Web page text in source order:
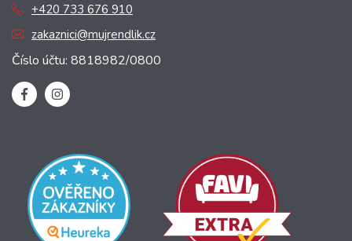
+420 733 676 910
zakaznici@mujrendlik.cz
Číslo účtu: 8818982/0800